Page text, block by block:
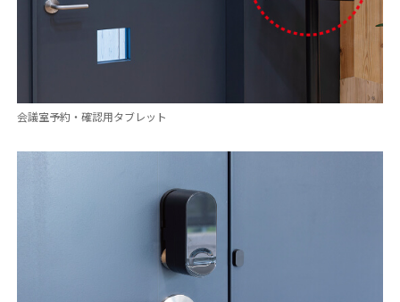
会議室予約・確認用タブレット